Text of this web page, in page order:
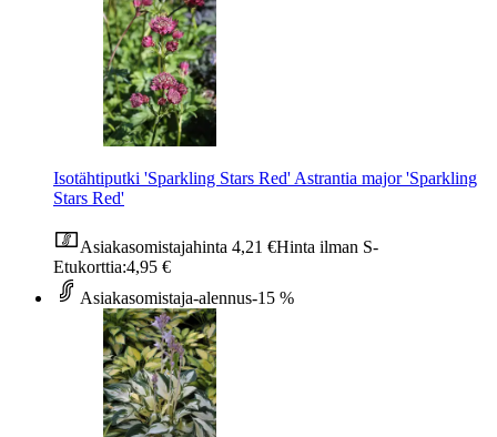
Isotähtiputki 'Sparkling Stars Red' Astrantia major 'Sparkling
Stars Red'
Asiakasomistajahinta 4,21 €Hinta ilman S-
Etukorttia:4,95 €
Asiakasomistaja-alennus-15 %